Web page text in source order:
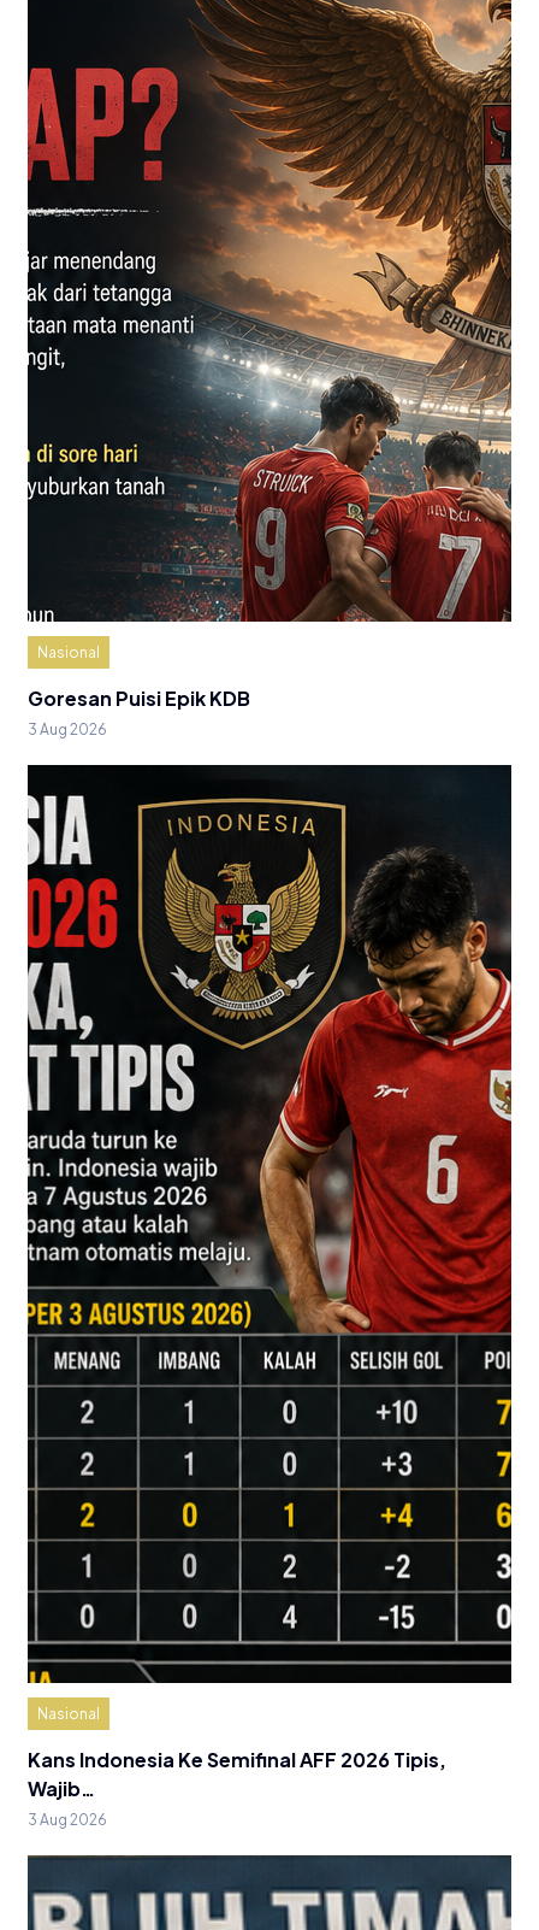
Nasional
Goresan Puisi Epik KDB
3 Aug 2026
Nasional
Kans Indonesia Ke Semifinal AFF 2026 Tipis,
Wajib…
3 Aug 2026